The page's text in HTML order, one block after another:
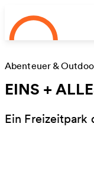
Zum Hauptinhalt
Abenteuer &
EINS +
Ein Freizeitpark